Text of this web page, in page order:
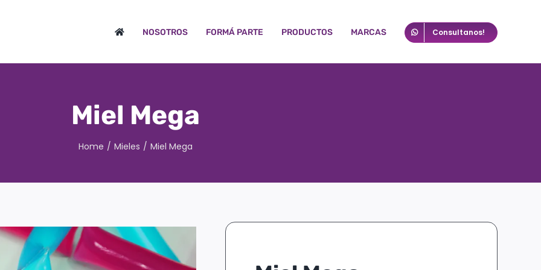
NOSOTROS FORMÁ PARTE PRODUCTOS MARCAS Consultanos!
Miel Mega
Home / Mieles / Miel Mega